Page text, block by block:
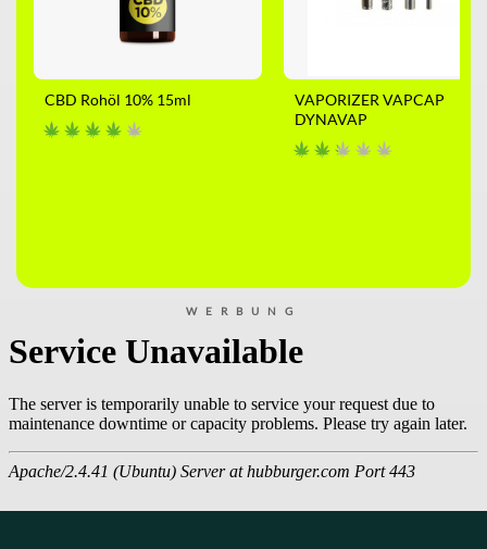
CBD Rohöl 10% 15ml
VAPORIZER VAPCAP
DYNAVAP
WERBUNG